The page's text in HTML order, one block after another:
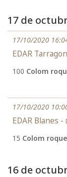
17 de
17/10/2020
EDAR
100 Colom
17/10/2020
EDAR Blanes -
15 Colom
16 de